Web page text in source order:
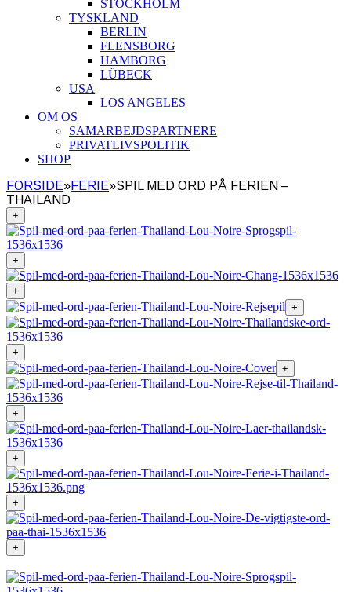
STOCKHOLM
TYSKLAND
BERLIN
FLENSBORG
HAMBORG
LÜBECK
USA
LOS ANGELES
OM OS
SAMARBEJDSPARTNERE
PRIVATLIVSPOLITIK
SHOP
FORSIDE»FERIE»SPIL MED ORD PÅ FERIEN –
THAILAND
+
+
+
+
+
+
+
+
+
+